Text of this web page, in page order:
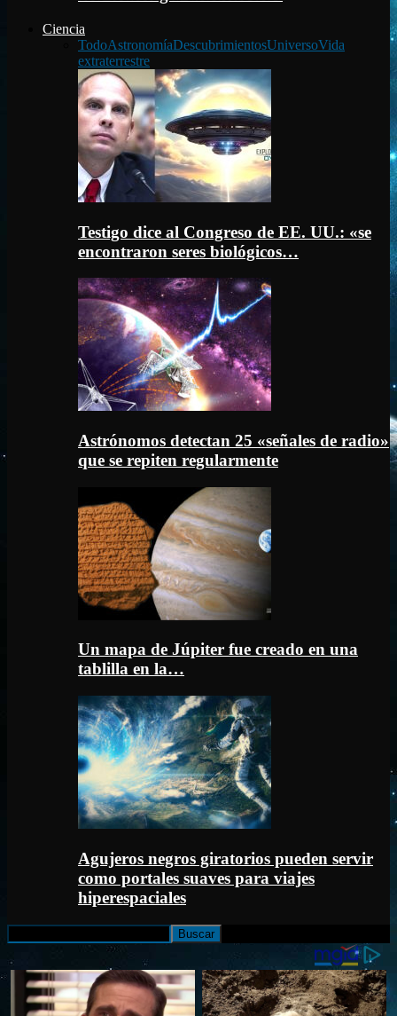
Ciencia
TodoAstronomíaDescubrimientosUniversoVida
extraterrestre
Testigo dice al Congreso de EE. UU.: «se
encontraron seres biológicos…
Astrónomos detectan 25 «señales de radio»
que se repiten regularmente
Un mapa de Júpiter fue creado en una
tablilla en la…
Agujeros negros giratorios pueden servir
como portales suaves para viajes
hiperespaciales